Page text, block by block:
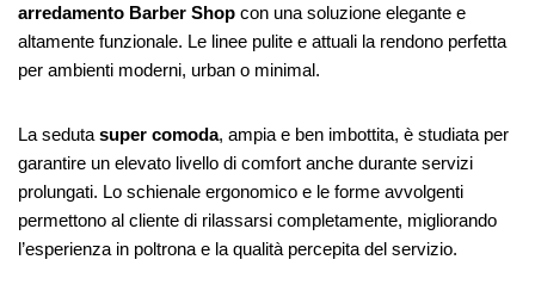
arredamento Barber Shop con una soluzione elegante e
altamente funzionale. Le linee pulite e attuali la rendono perfetta
per ambienti moderni, urban o minimal.
La seduta super comoda, ampia e ben imbottita, è studiata per
garantire un elevato livello di comfort anche durante servizi
prolungati. Lo schienale ergonomico e le forme avvolgenti
permettono al cliente di rilassarsi completamente, migliorando
l’esperienza in poltrona e la qualità percepita del servizio.